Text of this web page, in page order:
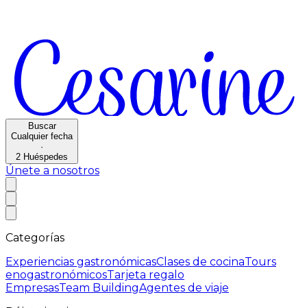
Buscar
Cualquier fecha
·
2 Huéspedes
Únete a nosotros
Categorías
Experiencias gastronómicasClases de cocinaTours
enogastronómicosTarjeta regalo
EmpresasTeam BuildingAgentes de viaje